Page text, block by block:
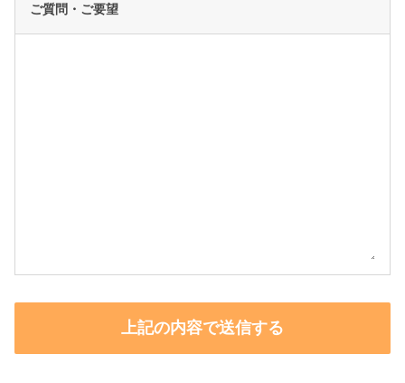
ご質問・ご要望